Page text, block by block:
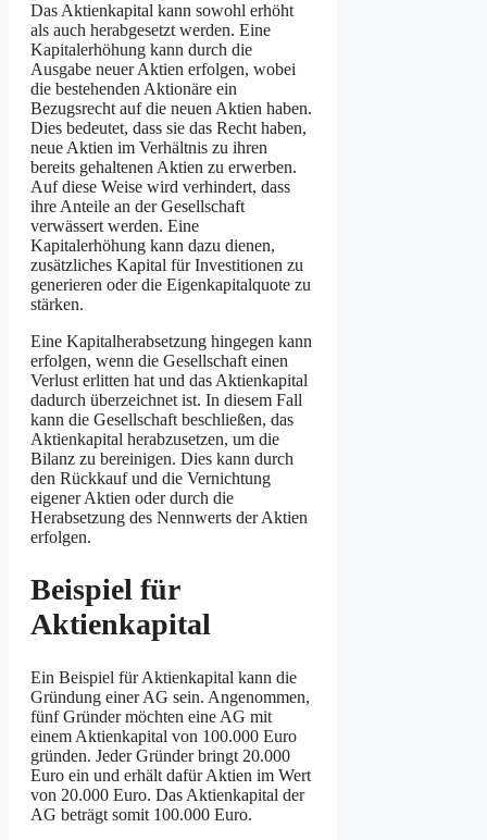
Das Aktienkapital kann sowohl erhöht
als auch herabgesetzt werden. Eine
Kapitalerhöhung kann durch die
Ausgabe neuer Aktien erfolgen, wobei
die bestehenden Aktionäre ein
Bezugsrecht auf die neuen Aktien haben.
Dies bedeutet, dass sie das Recht haben,
neue Aktien im Verhältnis zu ihren
bereits gehaltenen Aktien zu erwerben.
Auf diese Weise wird verhindert, dass
ihre Anteile an der Gesellschaft
verwässert werden. Eine
Kapitalerhöhung kann dazu dienen,
zusätzliches Kapital für Investitionen zu
generieren oder die Eigenkapitalquote zu
stärken.
Eine Kapitalherabsetzung hingegen kann
erfolgen, wenn die Gesellschaft einen
Verlust erlitten hat und das Aktienkapital
dadurch überzeichnet ist. In diesem Fall
kann die Gesellschaft beschließen, das
Aktienkapital herabzusetzen, um die
Bilanz zu bereinigen. Dies kann durch
den Rückkauf und die Vernichtung
eigener Aktien oder durch die
Herabsetzung des Nennwerts der Aktien
erfolgen.
Beispiel für
Aktienkapital
Ein Beispiel für Aktienkapital kann die
Gründung einer AG sein. Angenommen,
fünf Gründer möchten eine AG mit
einem Aktienkapital von 100.000 Euro
gründen. Jeder Gründer bringt 20.000
Euro ein und erhält dafür Aktien im Wert
von 20.000 Euro. Das Aktienkapital der
AG beträgt somit 100.000 Euro.